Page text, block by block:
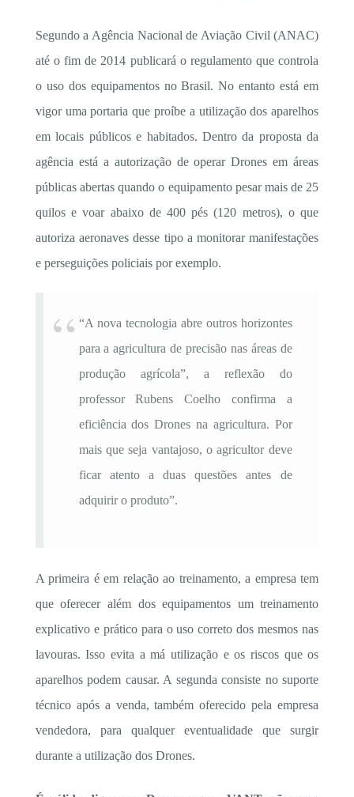
Segundo a Agência Nacional de Aviação Civil (ANAC)
até o fim de 2014 publicará o regulamento que controla
o uso dos equipamentos no Brasil. No entanto está em
vigor uma portaria que proíbe a utilização dos aparelhos
em locais públicos e habitados. Dentro da proposta da
agência está a autorização de operar Drones em áreas
públicas abertas quando o equipamento pesar mais de 25
quilos e voar abaixo de 400 pés (120 metros), o que
autoriza aeronaves desse tipo a monitorar manifestações
e perseguições policiais por exemplo.
“A nova tecnologia abre outros horizontes
para a agricultura de precisão nas áreas de
produção agrícola”, a reflexão do
professor Rubens Coelho confirma a
eficiência dos Drones na agricultura. Por
mais que seja vantajoso, o agricultor deve
ficar atento a duas questões antes de
adquirir o produto”.
A primeira é em relação ao treinamento, a empresa tem
que oferecer além dos equipamentos um treinamento
explicativo e prático para o uso correto dos mesmos nas
lavouras. Isso evita a má utilização e os riscos que os
aparelhos podem causar. A segunda consiste no suporte
técnico após a venda, também oferecido pela empresa
vendedora, para qualquer eventualidade que surgir
durante a utilização dos Drones.